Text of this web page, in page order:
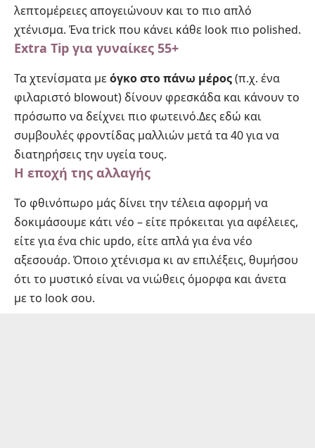
λεπτομέρειες απογειώνουν και το πιο απλό
χτένισμα. Ένα trick που κάνει κάθε look πιο polished.
Extra Tip για γυναίκες 55+
Τα χτενίσματα μεόγκο στο πάνω μέρος(π.χ. ένα
φιλαριστό blowout) δίνουν φρεσκάδα και κάνουν το
πρόσωπο να δείχνει πιο φωτεινό.Δες εδώ και
συμβουλές φροντίδας μαλλιών μετά τα 40για να
διατηρήσεις την υγεία τους.
Η εποχή της αλλαγής
Το φθινόπωρο μάς δίνει την τέλεια αφορμή να
δοκιμάσουμε κάτι νέο – είτε πρόκειται για αφέλειες,
είτε για ένα chic updo, είτε απλά για ένα νέο
αξεσουάρ. Όποιο χτένισμα κι αν επιλέξεις, θυμήσου
ότι το μυστικό είναι να νιώθεις όμορφα και άνετα
με το look σου.